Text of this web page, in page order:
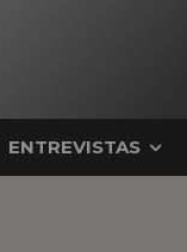
ENTREVISTAS